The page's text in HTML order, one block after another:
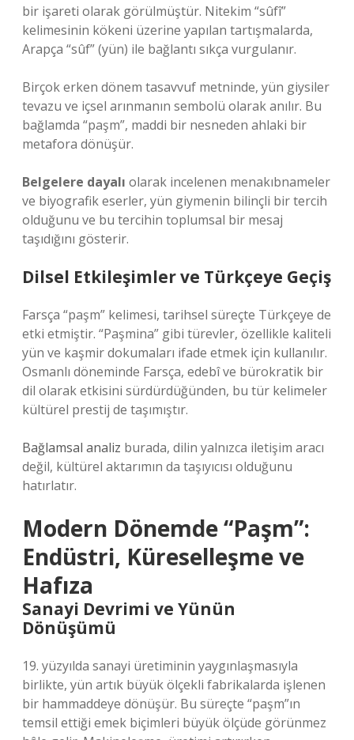
bir işareti olarak görülmüştür. Nitekim “sûfî”
kelimesinin kökeni üzerine yapılan tartışmalarda,
Arapça “sûf” (yün) ile bağlantı sıkça vurgulanır.
Birçok erken dönem tasavvuf metninde, yün giysiler
tevazu ve içsel arınmanın sembolü olarak anılır. Bu
bağlamda “paşm”, maddi bir nesneden ahlaki bir
metafora dönüşür.
Belgelere dayalı olarak incelenen menakıbnameler
ve biyografik eserler, yün giymenin bilinçli bir tercih
olduğunu ve bu tercihin toplumsal bir mesaj
taşıdığını gösterir.
Dilsel Etkileşimler ve Türkçeye Geçiş
Farsça “paşm” kelimesi, tarihsel süreçte Türkçeye de
etki etmiştir. “Paşmina” gibi türevler, özellikle kaliteli
yün ve kaşmir dokumaları ifade etmek için kullanılır.
Osmanlı döneminde Farsça, edebî ve bürokratik bir
dil olarak etkisini sürdürdüğünden, bu tür kelimeler
kültürel prestij de taşımıştır.
Bağlamsal analiz burada, dilin yalnızca iletişim aracı
değil, kültürel aktarımın da taşıyıcısı olduğunu
hatırlatır.
Modern Dönemde “Paşm”:
Endüstri, Küreselleşme ve
Hafıza
Sanayi Devrimi ve Yünün
Dönüşümü
19. yüzyılda sanayi üretiminin yaygınlaşmasıyla
birlikte, yün artık büyük ölçekli fabrikalarda işlenen
bir hammaddeye dönüşür. Bu süreçte “paşm”ın
temsil ettiği emek biçimleri büyük ölçüde görünmez